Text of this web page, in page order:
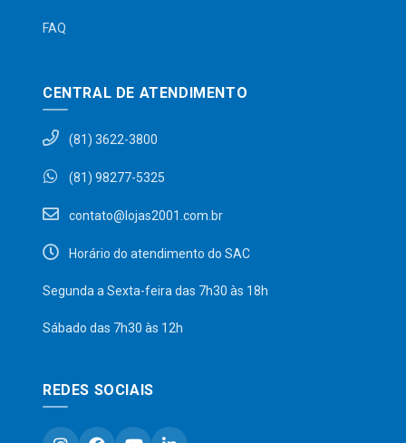
FAQ
CENTRAL DE ATENDIMENTO
(81) 3622-3800
(81) 98277-5325
contato@lojas2001.com.br
Horário do atendimento do SAC
Segunda a Sexta-feira das 7h30 às 18h
Sábado das 7h30 às 12h
REDES SOCIAIS